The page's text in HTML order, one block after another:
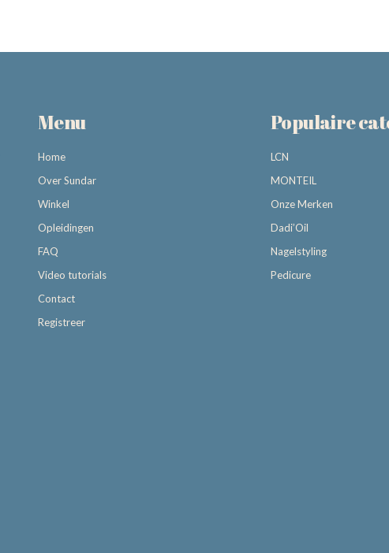
Menu
Home
Over Sundar
Winkel
Opleidingen
FAQ
Video tutorials
Contact
Registreer
Populaire
LCN
MONTEIL
Onze Merken
Dadi’Oil
Nagelstyling
Pedicure